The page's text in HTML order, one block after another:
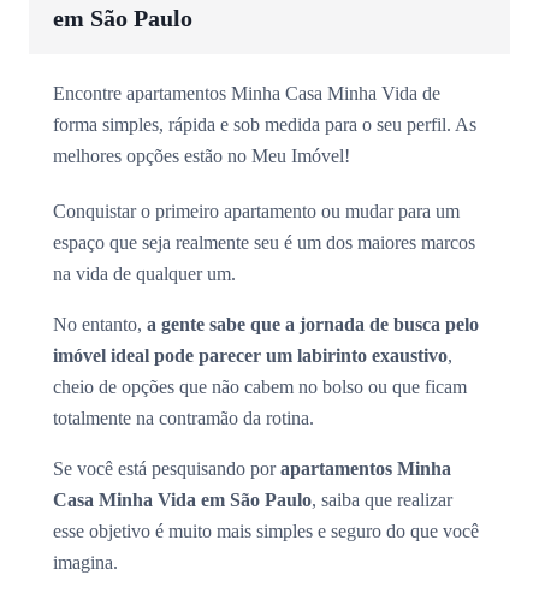
em São Paulo
Encontre apartamentos Minha Casa Minha Vida de
forma simples, rápida e sob medida para o seu perfil. As
melhores opções estão no Meu Imóvel!
Conquistar o primeiro apartamento ou mudar para um
espaço que seja realmente seu é um dos maiores marcos
na vida de qualquer um.
No entanto, a gente sabe que a jornada de busca pelo
imóvel ideal pode parecer um labirinto exaustivo,
cheio de opções que não cabem no bolso ou que ficam
totalmente na contramão da rotina.
Se você está pesquisando porapartamentos Minha
Casa Minha Vida em São Paulo, saiba que realizar
esse objetivo é muito mais simples e seguro do que você
imagina.